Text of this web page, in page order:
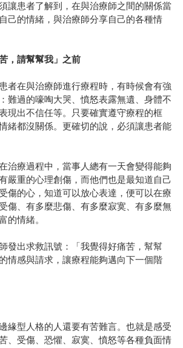
讓患者了解到，在與治療師之間的關係當
己的情緒，與治療師分享自己的各種情
，請幫幫我」之前
者在與治療師進行療程時，有時候會有強
難過的嚎啕大哭、憤怒表露無遺、身體不
現出不信任等。只要確實遵守療程的框
緒都沒關係。更確切的說，必須讓患者能
治療過程中，當事人總有一天會變得能夠
嚴重的心理創傷，而他們也是最知道自己
傷的心，知道可以放心表達，便可以在療
傷、有多麼悲傷、有多麼寂寞、有多麼無
的情緒。
發出求救訊號：「我覺得好痛苦，幫幫
情感與請求，讓療程能夠邁向下一個階
緣型人格的人還要有苦難言。也就是感受
、受傷、恐懼、寂寞、憤怒等各種負面情